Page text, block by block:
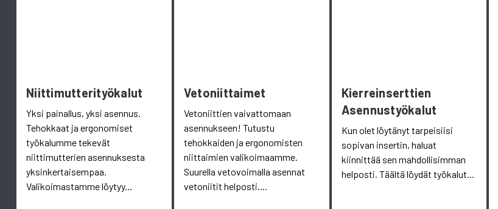
Niittimutterityökalut
Yksi painallus, yksi asennus.
Tehokkaat ja ergonomiset
työkalumme tekevät
niittimutterien asennuksesta
yksinkertaisempaa.
Valikoimastamme löytyy...
Vetoniittaimet
Vetoniittien vaivattomaan
asennukseen! Tutustu
tehokkaiden ja ergonomisten
niittaimien valikoimaamme.
Suurella vetovoimalla asennat
vetoniitit helposti....
Kierreinserttien
Asennustyökalut
Kun olet löytänyt tarpeisiisi
sopivan insertin, haluat
kiinnittää sen mahdollisimman
helposti. Täältä löydät työkalut...